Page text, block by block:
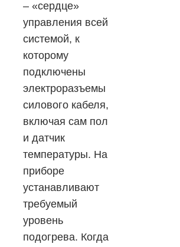
– «сердце»
управления всей
системой, к
которому
подключены
электроразъемы
силового кабеля,
включая сам пол
и датчик
температуры. На
приборе
устанавливают
требуемый
уровень
подогрева. Когда